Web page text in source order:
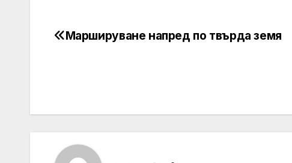
Post
Маршируване напред по твърда земя